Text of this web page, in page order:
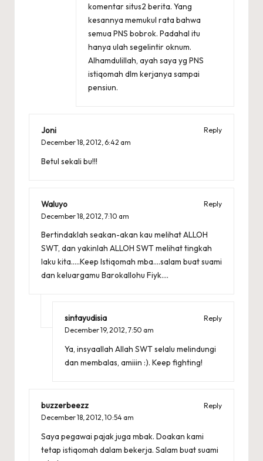
komentar situs2 berita. Yang
kesannya memukul rata bahwa
semua PNS bobrok. Padahal itu
hanya ulah segelintir oknum.
Alhamdulillah, ayah saya yg PNS
istiqomah dlm kerjanya sampai
pensiun.
Joni
Reply
December 18, 2012, 6:42 am
Betul sekali bu!!!
Waluyo
Reply
December 18, 2012, 7:10 am
Bertindaklah seakan-akan kau melihat ALLOH
SWT, dan yakinlah ALLOH SWT melihat tingkah
laku kita…..Keep Istiqomah mba….salam buat suami
dan keluargamu Barokallohu Fiyk….
sintayudisia
Reply
December 19, 2012,7:50 am
Ya, insyaallah Allah SWT selalu melindungi
dan membalas, amiiin :). Keep fighting!
buzzerbeezz
Reply
December 18, 2012,10:54 am
Saya pegawai pajak juga mbak. Doakan kami
tetap istiqomah dalam bekerja. Salam buat suami